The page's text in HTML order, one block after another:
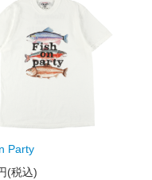
Party
(税込)